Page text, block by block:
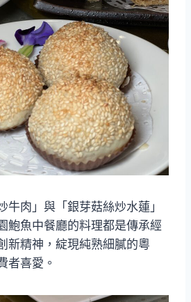
牛肉」與「銀芽菇絲炒水蓮」
鮑魚中餐廳的料理都是傳承經
新精神，綻現純熟細膩的粵
者喜愛。